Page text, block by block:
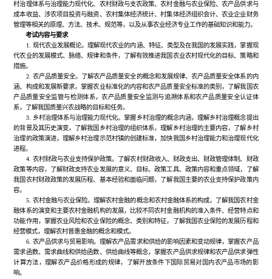
村治理体系与治理能力现代化、农村财政与支农政策、农村金融与农业保险、农产品供求与
成本收益、涉农项目投资与融资、农村集体经济统计、村集体经济组织会计、农业企业财务
管理等相关的原理、方法、技术、规范等，以及从事农业经济专业工作的基础知识和能力。
考试内容与要求
1. 现代农业发展概论。理解现代农业的内涵、特征、类型及在我国的发展实践，掌握现
代农业的发展模式、脉络、规律和条件，了解有效推进我国农业农村现代化的目标、策略和
措施。
2. 农产品质量安全。了解农产品质量安全的概念和发展规律、农产品质量安全体系的内
涵、构成和发展新要求，掌握农业标准化的内容和农产品质量安全标准的类别，了解我国农
产品质量安全监管与检测体系，农产品质量安全监测与追溯体系和农产品质量安全认证体
系，了解我国质量兴农战略的目标和任务。
3. 乡村治理体系与治理能力现代化。掌握乡村治理的概念内涵，理解乡村治理概念提出
的背景及其历史演变，了解我国乡村治理的组织体系，理解乡村治理的主要内容，了解乡村
治理的政策演进，理解乡村治理示范村镇的创建标准，加快我国乡村治理能力和治理现代化
进程。
4. 农村财政与农业支持保护政策。了解农村财政收入、财政支出、财政管理体制、财政
政策等内容，了解财政支持农业发展的意义、目标、政策工具、政策内容和重点领域，了解
我国农村财政政策的发展历程、基本经验和面临问题，了解我国主要的农业支持保护政策内
容。
5. 农村金融与农业保险。理解农村金融的概念和农村金融体系的构成，了解我国农村金
融体系的演变和主要农村金融机构的发展，比较不同农村金融机构的准入条件、经营特点和
功能作用，掌握农业风险和农业保险的概念、类别和特征，了解我国农业保险的发展历程和
经营模式，理解农村普惠金融的概念和模式。
6. 农产品供求与贸易影响。理解农产品需求和供给的影响因素和变动规律，掌握农产品
需求函数、需求曲线和供给函数、供给曲线等概念，掌握农产品供求规律和农产品供求弹性
计算方法，理解农产品价格形成的规律，了解开放条件下国际贸易对国内农产品市场的影
响。